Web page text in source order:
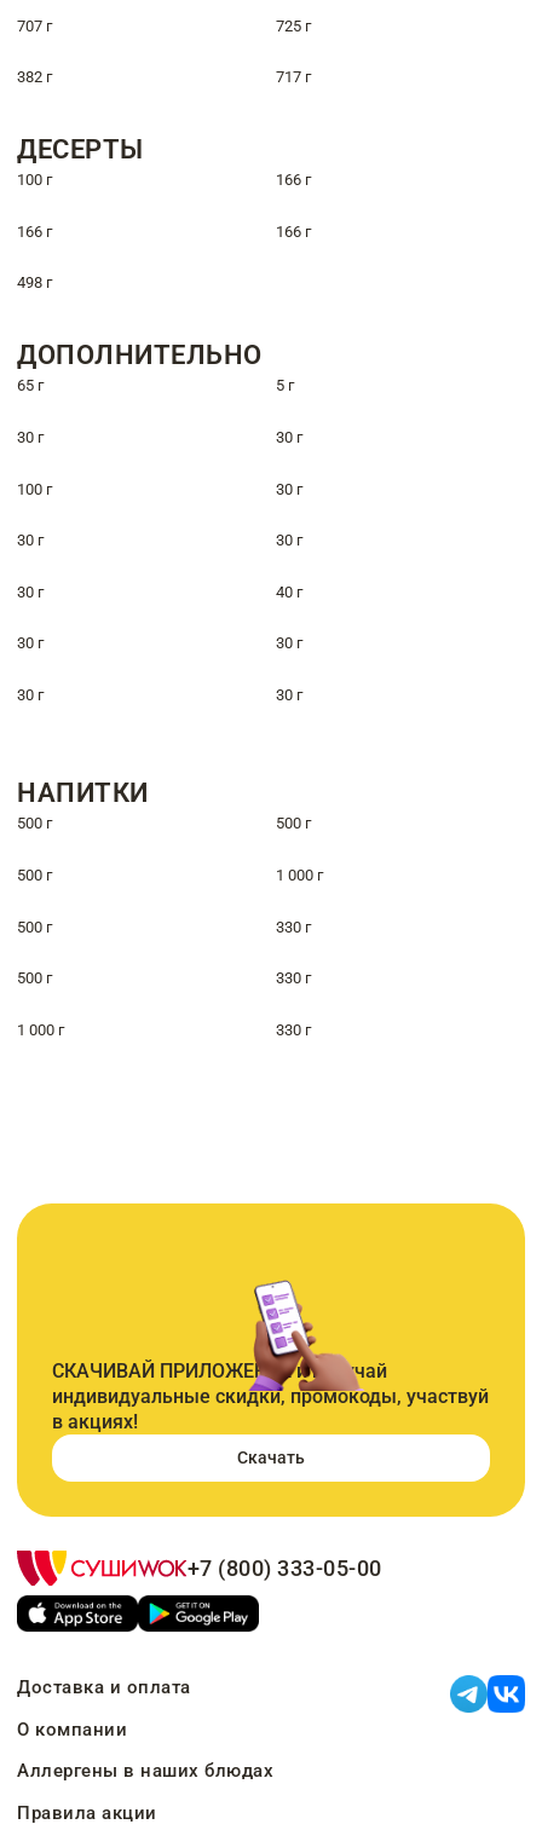
707 г 725 г
382 г 717 г
ДЕСЕРТЫ
100 г 166 г
166 г 166 г
498 г
ДОПОЛНИТЕЛЬНО
65 г 5 г
30 г 30 г
100 г 30 г
30 г 30 г
30 г 40 г
30 г 30 г
30 г 30 г
НАПИТКИ
500 г 500 г
500 г 1 000 г
500 г 330 г
500 г 330 г
1 000 г 330 г
СКАЧИВАЙ ПРИЛОЖЕНИЕ и получай
индивидуальные скидки, промокоды, участвуй
в акциях!
Скачать
+7 (800) 333-05-00
Доставка и оплата
О компании
Аллергены в наших блюдах
Правила акции